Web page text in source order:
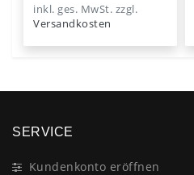
inkl. ges. MwSt. zzgl.
Versandkosten
SERVICE
Kundenkonto eröffnen